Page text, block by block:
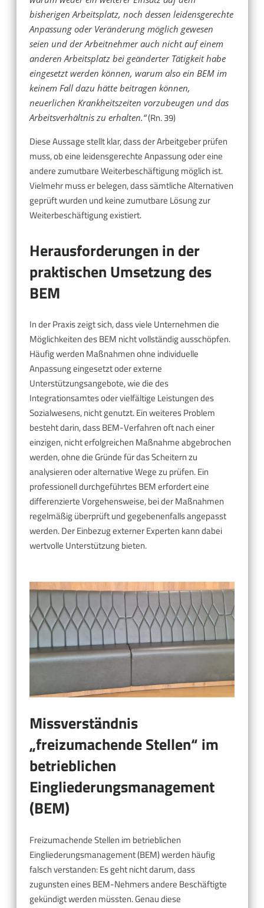
bisherigen Arbeitsplatz, noch dessen leidensgerechte
Anpassung oder Veränderung möglich gewesen
seien und der Arbeitnehmer auch nicht auf einem
anderen Arbeitsplatz bei geänderter Tätigkeit habe
eingesetzt werden können, warum also ein BEM im
keinem Fall dazu hätte beitragen können,
neuerlichen Krankheitszeiten vorzubeugen und das
Arbeitsverhältnis zu erhalten.“(Rn. 39)
Diese Aussage stellt klar, dass der Arbeitgeber prüfen
muss, ob eine leidensgerechte Anpassung oder eine
andere zumutbare Weiterbeschäftigung möglich ist.
Vielmehr muss er belegen, dass sämtliche Alternativen
geprüft wurden und keine zumutbare Lösung zur
Weiterbeschäftigung existiert.
Herausforderungen in der
praktischen Umsetzung des
BEM
In der Praxis zeigt sich, dass viele Unternehmen die
Möglichkeiten des BEM nicht vollständig ausschöpfen.
Häufig werden Maßnahmen ohne individuelle
Anpassung eingesetzt oder externe
Unterstützungsangebote, wie die des
Integrationsamtes oder vielfältige Leistungen des
Sozialwesens, nicht genutzt. Ein weiteres Problem
besteht darin, dass BEM-Verfahren oft nach einer
einzigen, nicht erfolgreichen Maßnahme abgebrochen
werden, ohne die Gründe für das Scheitern zu
analysieren oder alternative Wege zu prüfen. Ein
professionell durchgeführtes BEM erfordert eine
differenzierte Vorgehensweise, bei der Maßnahmen
regelmäßig überprüft und gegebenenfalls angepasst
werden. Der Einbezug externer Experten kann dabei
wertvolle Unterstützung bieten.
Missverständnis
„freizumachende Stellen“ im
betrieblichen
Eingliederungsmanagement
(BEM)
Freizumachende Stellen im betrieblichen
Eingliederungsmanagement (BEM) werden häufig
falsch verstanden: Es geht nicht darum, dass
zugunsten eines BEM-Nehmers andere Beschäftigte
gekündigt werden müssten. Genau diese